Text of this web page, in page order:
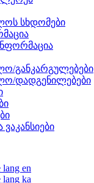
სხდომები
განკარგულებები
დადგენილებები